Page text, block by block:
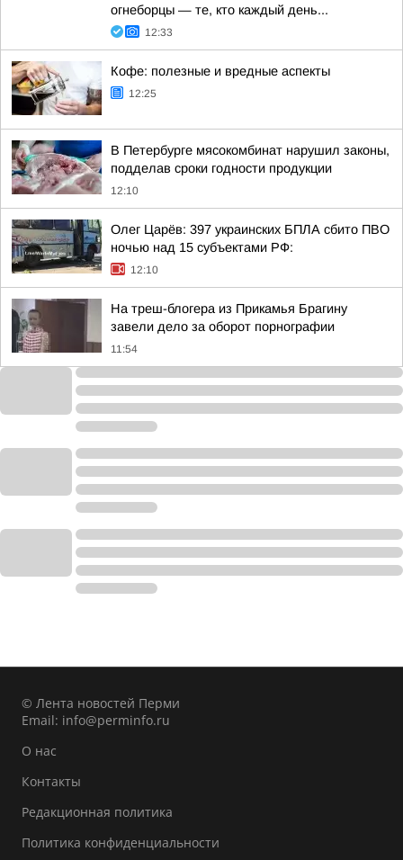
огнеборцы — те, кто каждый день...
12:33
Кофе: полезные и вредные аспекты
12:25
В Петербурге мясокомбинат нарушил законы,
подделав сроки годности продукции
12:10
Олег Царёв: 397 украинских БПЛА сбито ПВО
ночью над 15 субъектами РФ:
12:10
На треш-блогера из Прикамья Брагину
завели дело за оборот порнографии
11:54
© Лента новостей Перми
Email: info@perminfo.ru
О нас
Контакты
Редакционная политика
Политика конфиденциальности